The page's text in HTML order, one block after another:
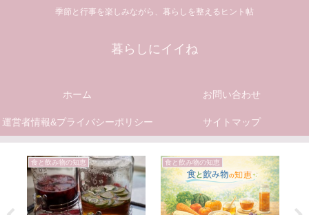
季節と行事を楽しみながら、暮らしを整えるヒント帖
暮らしにイイね
ホーム お問い合わせ
運営者情報&プライバシーポリシー サイトマップ
食と飲み物の知恵 食と飲み物の知恵